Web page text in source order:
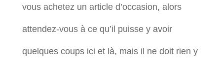
vous achetez un article d’occasion, alors
attendez-vous à ce qu’il puisse y avoir
quelques coups ici et là, mais il ne doit rien y